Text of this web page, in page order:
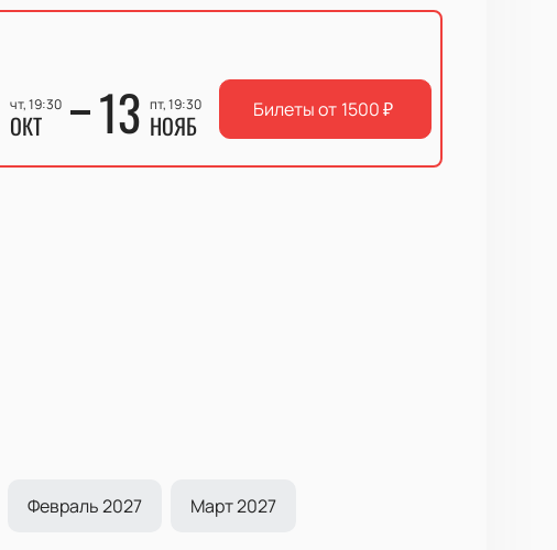
чт, 19:30
ОКТ 13 пт, 19:30
НОЯБ Билеты от 1500₽
Февраль 2027 Март 2027